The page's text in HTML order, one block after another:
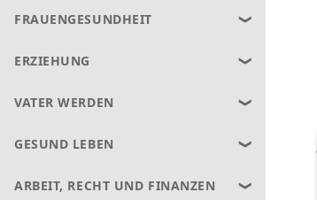
FRAUENGESUNDHEIT
ERZIEHUNG
VATER WERDEN
GESUND LEBEN
ARBEIT, RECHT UND FINANZEN